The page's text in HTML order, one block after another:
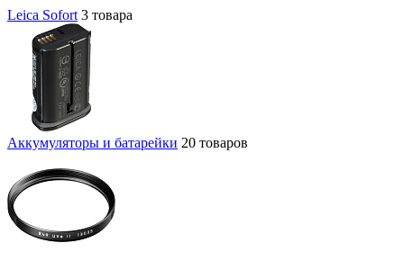
Leica Sofort 3 товара
Аккумуляторы и батарейки 20 товаров